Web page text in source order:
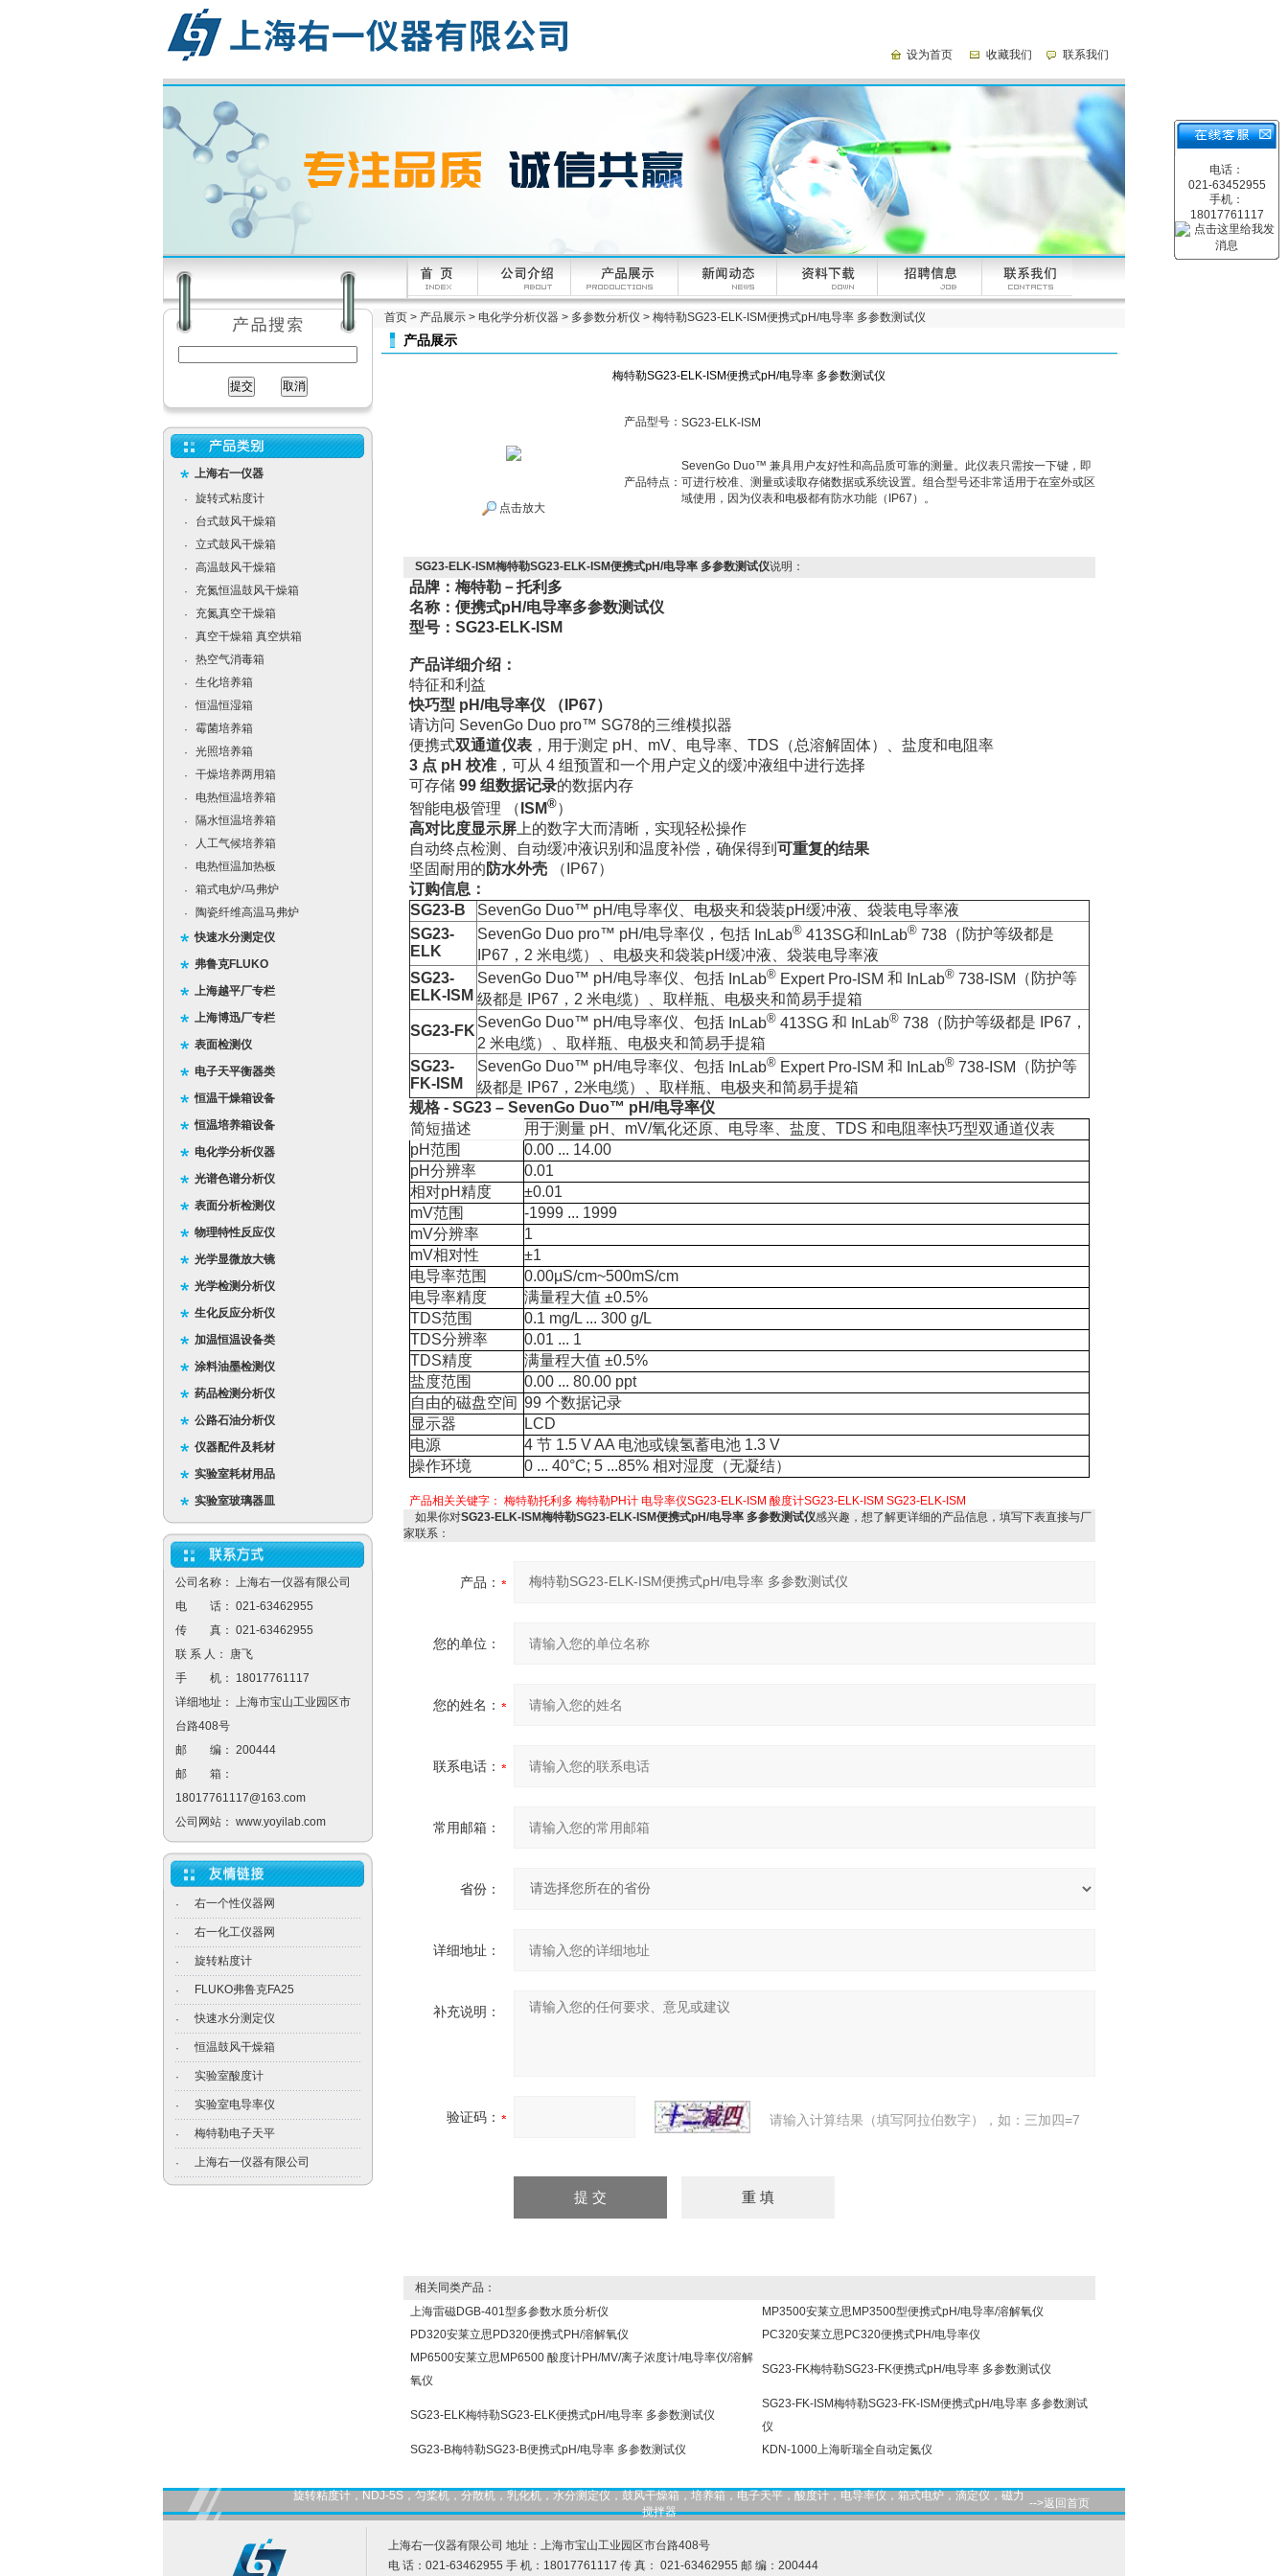
设为首页 收藏我们 联系我们
电话：
021-63452955
手机：
18017761117
上海右一仪器
·
旋转式粘度计
·
台式鼓风干燥箱
·
立式鼓风干燥箱
·
高温鼓风干燥箱
·
充氮恒温鼓风干燥箱
·
充氮真空干燥箱
·
真空干燥箱 真空烘箱
·
热空气消毒箱
·
生化培养箱
·
恒温恒湿箱
·
霉菌培养箱
·
光照培养箱
·
干燥培养两用箱
·
电热恒温培养箱
·
隔水恒温培养箱
·
人工气候培养箱
·
电热恒温加热板
·
箱式电炉/马弗炉
·
陶瓷纤维高温马弗炉
快速水分测定仪
弗鲁克FLUKO
上海越平厂专栏
上海博迅厂专栏
表面检测仪
电子天平衡器类
恒温干燥箱设备
恒温培养箱设备
电化学分析仪器
光谱色谱分析仪
表面分析检测仪
物理特性反应仪
光学显微放大镜
光学检测分析仪
生化反应分析仪
加温恒温设备类
涂料油墨检测仪
药品检测分析仪
公路石油分析仪
仪器配件及耗材
实验室耗材用品
实验室玻璃器皿
公司名称： 上海右一仪器有限公司
电 话： 021-63462955
传 真： 021-63462955
联 系 人： 唐飞
手 机： 18017761117
详细地址： 上海市宝山工业园区市
台路408号
邮 编： 200444
邮 箱：
18017761117@163.com
公司网站： www.yoyilab.com
· 右一个性仪器网
· 右一化工仪器网
· 旋转粘度计
· FLUKO弗鲁克FA25
· 快速水分测定仪
· 恒温鼓风干燥箱
· 实验室酸度计
· 实验室电导率仪
· 梅特勒电子天平
· 上海右一仪器有限公司
首页 > 产品展示 > 电化学分析仪器 > 多参数分析仪 > 梅特勒SG23-ELK-ISM便携式pH/电导率 多参数测试仪
产品展示
梅特勒SG23-ELK-ISM便携式pH/电导率 多参数测试仪
点击放大
产品型号： SG23-ELK-ISM
产品特点：
SevenGo Duo™ 兼具用户友好性和高品质可靠的测量。此仪表只需按一下键，即
可进行校准、测量或读取存储数据或系统设置。组合型号还非常适用于在室外或区
域使用，因为仪表和电极都有防水功能（IP67）。
SG23-ELK-ISM梅特勒SG23-ELK-ISM便携式pH/电导率 多参数测试仪说明：
品牌：梅特勒－托利多
名称：便携式pH/电导率多参数测试仪
型号：SG23-ELK-ISM
产品详细介绍：
特征和利益
快巧型 pH/电导率仪 （IP67）
请访问 SevenGo Duo pro™ SG78的三维模拟器
便携式双通道仪表，用于测定 pH、mV、电导率、TDS（总溶解固体）、盐度和电阻率
3 点 pH 校准，可从 4 组预置和一个用户定义的缓冲液组中进行选择
可存储 99 组数据记录的数据内存
智能电极管理 （ ISM®）
高对比度显示屏上的数字大而清晰，实现轻松操作
自动终点检测、自动缓冲液识别和温度补偿，确保得到 可重复的结果
坚固耐用的 防水外壳（IP67）
订购信息：
SG23-B
SevenGo Duo™ pH/电导率仪、电极夹和袋装pH缓冲液、袋装电导率液
SG23-
ELK
SevenGo Duo pro™ pH/电导率仪，包括InLab®413SG和 InLab®738（防护等级都是
IP67 ， 2 米电缆）、电极夹和袋装pH缓冲液、袋装电导率液
SG23-
ELK-ISM
SevenGo Duo™ pH/电导率仪、包括InLab®Expert Pro-ISM 和 InLab®738-ISM （防护等
级都是 IP67 ， 2 米电缆）、取样瓶、电极夹和简易手提箱
SG23-FK
SevenGo Duo™ pH/电导率仪、包括InLab®413SG 和 InLab®738（防护等级都是 IP67 ，
2 米电缆）、取样瓶、电极夹和简易手提箱
SG23-
FK-ISM
SevenGo Duo™ pH/电导率仪、包括InLab®Expert Pro-ISM 和 InLab®738-ISM （防护等
级都是 IP67 ， 2米电缆）、取样瓶、电极夹和简易手提箱
规格- SG23 – SevenGo Duo™ pH/电导率仪
简短描述
用于测量pH mV/氧化还原、电导率、盐度、 TDS 和电阻率快巧型双通道仪表
pH范围
0.00 ... 14.00
pH分辨率
0.01
相对pH精度
±0.01
mV范围
-1999 ... 1999
mV分辨率
1
mV相对性
±1
电导率范围
0.00μS/cm~500mS/cm
电导率精度
满量程大值 ±0.5%
TDS范围
0.1 mg/L ... 300 g/L
TDS分辨率
0.01 ... 1
TDS精度 满量程大值 ±0.5%
盐度范围
0.00 ... 80.00 ppt
自由的磁盘空间 99 个数据记录
显示器
LCD
电源
4 节1.5 V AA 电池或镍氢蓄电池1.3 V
操作环境
0 ... 40°C; 5 ...85% 相对湿度（无凝结）
产品相关关键字： 梅特勒托利多 梅特勒PH计 电导率仪SG23-ELK-ISM 酸度计SG23-ELK-ISM SG23-ELK-ISM
如果你对SG23-ELK-ISM梅特勒SG23-ELK-ISM便携式pH/电导率 多参数测试仪感兴趣，想了解更详细的产品信息，填写下表直接与厂
家联系：
产品：
您的单位：
您的姓名：
联系电话：
常用邮箱：
省份：
详细地址：
补充说明：
验证码： 请输入计算结果（填写阿拉伯数字），如：三加四=7
相关同类产品：
上海雷磁DGB-401型多参数水质分析仪
MP3500安莱立思MP3500型便携式pH/电导率/溶解氧仪
PD320安莱立思PD320便携式PH/溶解氧仪
PC320安莱立思PC320便携式PH/电导率仪
MP6500安莱立思MP6500 酸度计PH/MV/离子浓度计/电导率仪/溶解
氧仪
SG23-FK梅特勒SG23-FK便携式pH/电导率 多参数测试仪
SG23-ELK梅特勒SG23-ELK便携式pH/电导率 多参数测试仪
SG23-FK-ISM梅特勒SG23-FK-ISM便携式pH/电导率 多参数测试
仪
SG23-B梅特勒SG23-B便携式pH/电导率 多参数测试仪
KDN-1000上海昕瑞全自动定氮仪
旋转粘度计，NDJ-5S，匀桨机，分散机，乳化机，水分测定仪，鼓风干燥箱，培养箱，电子天平，酸度计，电导率仪，箱式电炉，滴定仪，磁力
搅拌器
-->返回首页
上海右一仪器有限公司 地址：上海市宝山工业园区市台路408号
电 话：021-63462955 手 机：18017761117 传 真： 021-63462955 邮 编：200444